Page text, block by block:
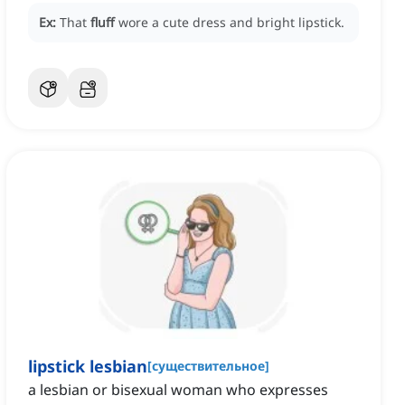
Ex: That fluff wore a cute dress and bright lipstick.
lipstick lesbian[существительное]
a lesbian or bisexual woman who expresses